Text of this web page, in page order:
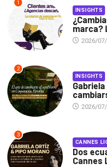
1
INSIGHTS
marca?
2026/
2
INSIGHTS
2026/
3
CANNES
Dos
Cannes